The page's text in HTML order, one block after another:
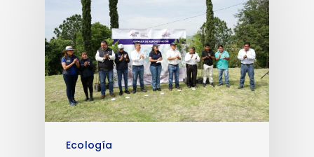
Ecología